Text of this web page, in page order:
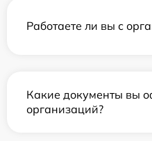
Работаете ли вы с
Какие документы вы
организаций?